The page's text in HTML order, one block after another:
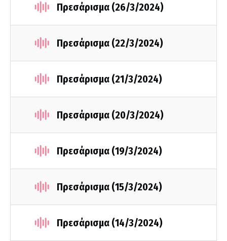
Πρεσάρισμα (26/3/2024)
Πρεσάρισμα (22/3/2024)
Πρεσάρισμα (21/3/2024)
Πρεσάρισμα (20/3/2024)
Πρεσάρισμα (19/3/2024)
Πρεσάρισμα (15/3/2024)
Πρεσάρισμα (14/3/2024)